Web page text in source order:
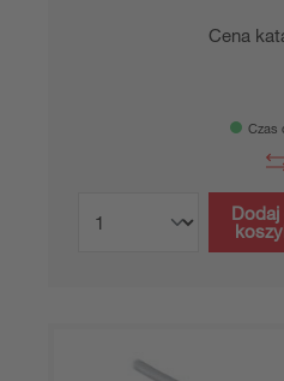
Cena
Czas
Dodaj